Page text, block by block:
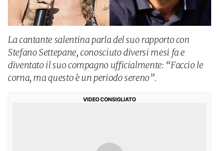
La cantante salentina parla del suo rapporto con
Stefano Settepane, conosciuto diversi mesi fa e
diventato il suo compagno ufficialmente: “Faccio le
corna, ma questo è un periodo sereno”.
VIDEO CONSIGLIATO